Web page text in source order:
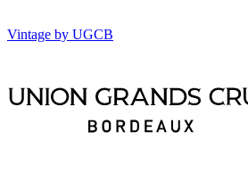
Vintage by UGCB